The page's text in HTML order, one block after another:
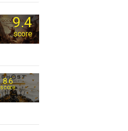
9.4
score
8.6
score